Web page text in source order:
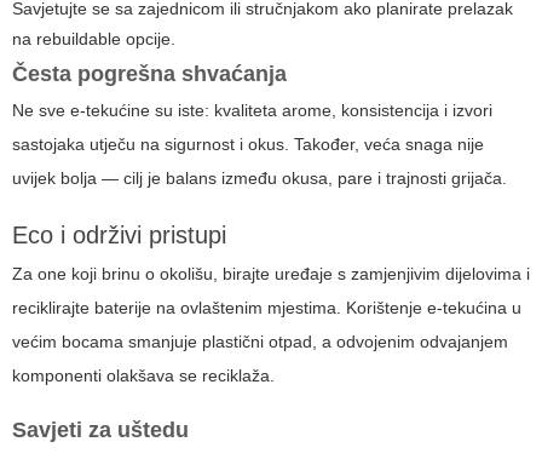
Savjetujte se sa zajednicom ili stručnjakom ako planirate prelazak
na rebuildable opcije.
Česta pogrešna shvaćanja
Ne sve e-tekućine su iste: kvaliteta arome, konsistencija i izvori
sastojaka utječu na sigurnost i okus. Također, veća snaga nije
uvijek bolja — cilj je balans između okusa, pare i trajnosti grijača.
Eco i održivi pristupi
Za one koji brinu o okolišu, birajte uređaje s zamjenjivim dijelovima i
reciklirajte baterije na ovlaštenim mjestima. Korištenje e-tekućina u
većim bocama smanjuje plastični otpad, a odvojenim odvajanjem
komponenti olakšava se reciklaža.
Savjeti za uštedu